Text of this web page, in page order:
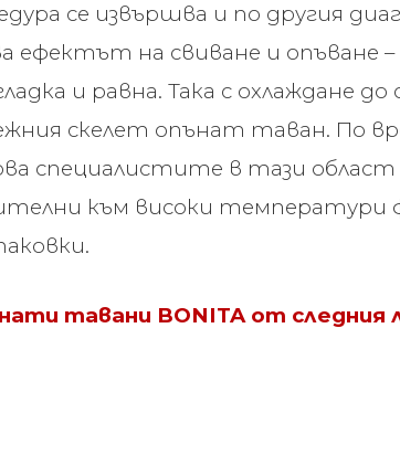
се извършва и по другия
ефектът на свиване и опъване
и равна. Така с охлаждане
скелет опънат таван. По
специалистите в тази
към високи температури
тавани BONITA от следния